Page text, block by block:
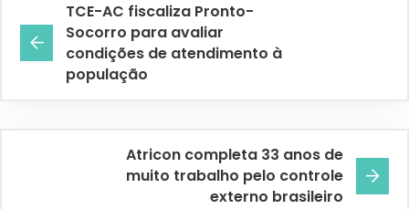
TCE-AC fiscaliza Pronto-
Socorro para avaliar
condições de atendimento à
população
Atricon completa 33 anos de
muito trabalho pelo controle
externo brasileiro